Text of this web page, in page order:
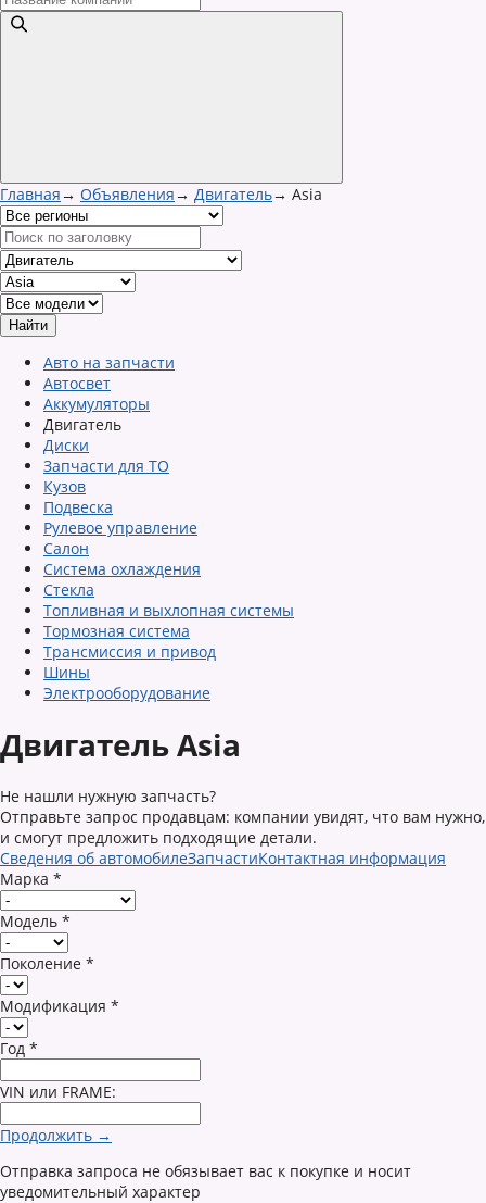
Главная→ Объявления→ Двигатель→ Asia
Авто на запчасти
Автосвет
Аккумуляторы
Двигатель
Диски
Запчасти для ТО
Кузов
Подвеска
Рулевое управление
Салон
Система охлаждения
Стекла
Топливная и выхлопная системы
Тормозная система
Трансмиссия и привод
Шины
Электрооборудование
Двигатель Asia
Не нашли нужную запчасть?
Отправьте запрос продавцам: компании увидят, что вам нужно,
и смогут предложить подходящие детали.
Сведения об автомобилеЗапчастиКонтактная информация
Марка *
Модель *
Поколение *
Модификация *
Год *
VIN или FRAME:
Продолжить →
Отправка запроса не обязывает вас к покупке и носит
уведомительный характер